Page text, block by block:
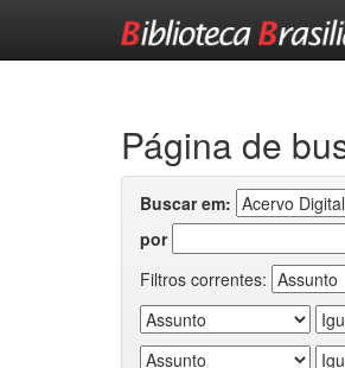
Página de
Buscar em:
por
Filtros correntes: